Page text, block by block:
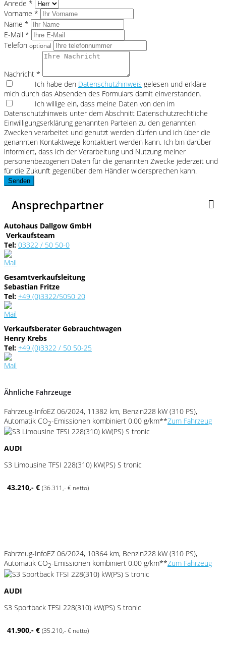
Anrede *
Vorname *
Name *
E-Mail *
Telefon optional
Nachricht *
Ich habe den Datenschutzhinweis gelesen und erkläre
mich durch das Absenden des Formulars damit einverstanden.
Ich willige ein, dass meine Daten von den im
Datenschutzhinweis unter dem Abschnitt Datenschutzrechtliche
Einwilligungserklärung genannten Parteien zu den genannten
Zwecken verarbeitet und genutzt werden dürfen und ich über die
genannten Kontaktwege kontaktiert werden kann. Ich bin darüber
informiert, dass ich der Verarbeitung und Nutzung meiner
personenbezogenen Daten für die genannten Zwecke jederzeit und
für die Zukunft gegenüber dem Händler widersprechen kann.
Senden
Ansprechpartner
Autohaus Dallgow GmbH
Verkaufsteam
Tel: 03322 / 50 50-0
Gesamtverkaufsleitung
Sebastian Fritze
Tel: +49 (0)3322/5050 20
Verkaufsberater Gebrauchtwagen
Henry Krebs
Tel: +49 (0)3322 / 50 50-25
Ähnliche Fahrzeuge
Fahrzeug-InfoEZ 06/2024, 11382 km, Benzin228 kW (310 PS),
Automatik CO2-Emissionen kombiniert 0.00 g/km**Zum Fahrzeug
AUDI
S3 Limousine TFSI 228(310) kW(PS) S tronic
43.210,- € (36.311,- € netto)
Fahrzeug-InfoEZ 06/2024, 10364 km, Benzin228 kW (310 PS),
Automatik CO2-Emissionen kombiniert 0.00 g/km**Zum Fahrzeug
AUDI
S3 Sportback TFSI 228(310) kW(PS) S tronic
41.900,- € (35.210,- € netto)